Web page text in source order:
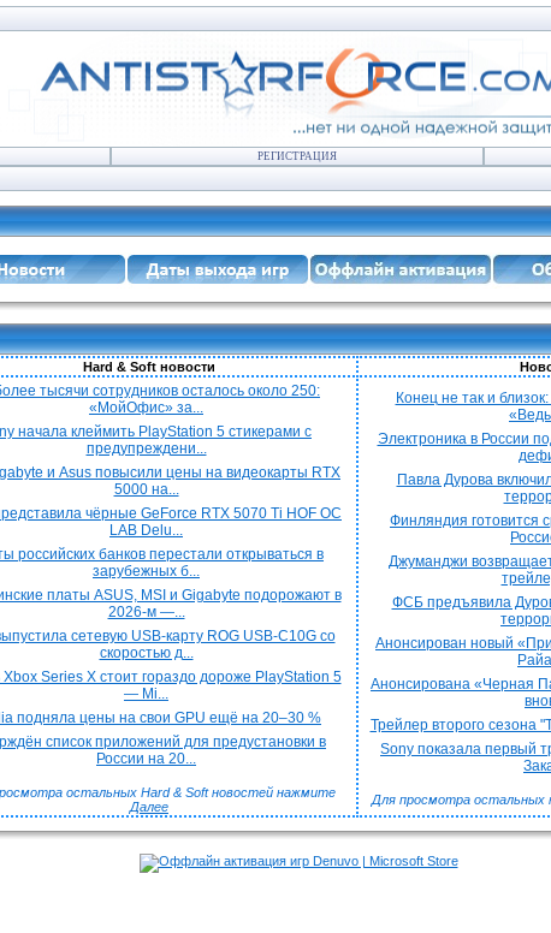
РЕГИСТРАЦИЯ
Hard & Soft новости
тысячи сотрудников осталось около 250:
«МойОфис» за...
начала клеймить PlayStation 5 стикерами с
предупреждени...
и Asus повысили цены на видеокарты RTX
5000 на...
чёрные GeForce RTX 5070 Ti HOF OC
LAB Delu...
российских банков перестали открываться в
зарубежных б...
платы ASUS, MSI и Gigabyte подорожают в
2026-м —...
сетевую USB-карту ROG USB-C10G со
скоростью д...
Xbox Series X стоит гораздо дороже PlayStation 5
— Mi...
подняла цены на свои GPU ещё на 20–30 %
список приложений для предустановки в
России на 20...
остальных Hard & Soft новостей нажмите
Далее
Конец не так и
Электроника в России
Павла Дурова
Финляндия готовится
Джуманджи
ФСБ предъявила
Анонсирован новый
Анонсирована «Черная
Трейлер второго сезона
Sony показала первый
Для просмотра остальных